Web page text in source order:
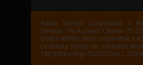
Adista Società Cooperativa a
Limitata - Via Acciaioli 7, Roma - P.I.
Iscritta all'Albo delle cooperative n.
La testata fruisce dei contributi
198/2016 e d.lgs 70/2017 (ex L. 250/